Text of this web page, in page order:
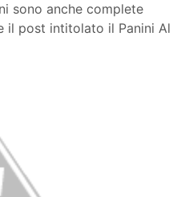
sono anche complete
il post intitolato il Panini Al